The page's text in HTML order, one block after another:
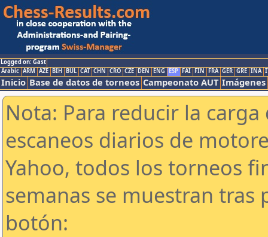
Logged on: Gast
Arabic ARM AZE BIH BUL CAT CHN CRO CZE DEN ENG ESP FAI FIN FRA GER GRE INA
Inicio Base de datos de torneos Campeonato AUT Imágenes
Nota: Para reducir la
escaneos diarios de
Yahoo, todos los torneos
semanas se muestran tras
botón: